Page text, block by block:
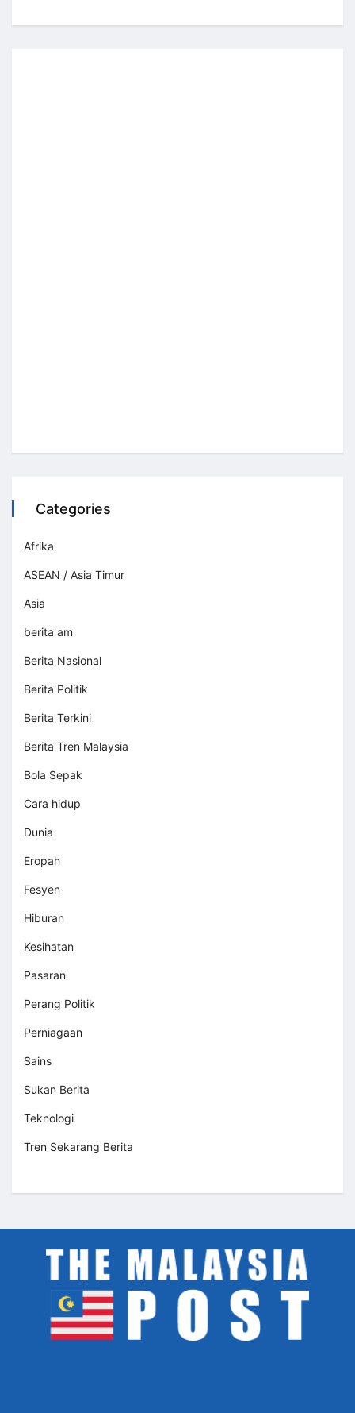
Categories
Afrika
ASEAN / Asia Timur
Asia
berita am
Berita Nasional
Berita Politik
Berita Terkini
Berita Tren Malaysia
Bola Sepak
Cara hidup
Dunia
Eropah
Fesyen
Hiburan
Kesihatan
Pasaran
Perang Politik
Perniagaan
Sains
Sukan Berita
Teknologi
Tren Sekarang Berita